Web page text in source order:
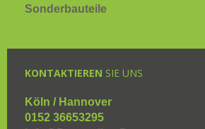
Sonderbauteile
KONTAKTIEREN SIE UNS
Köln / Hannover
0152 36653295